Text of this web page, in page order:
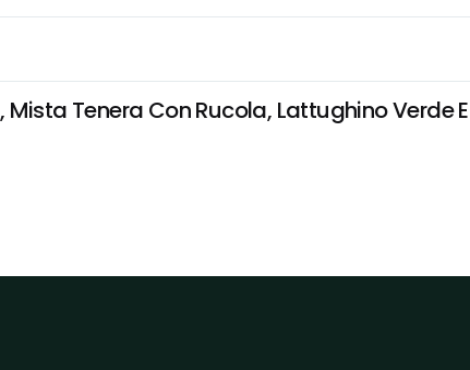
Tenera Con Rucola, Lattughino Verde